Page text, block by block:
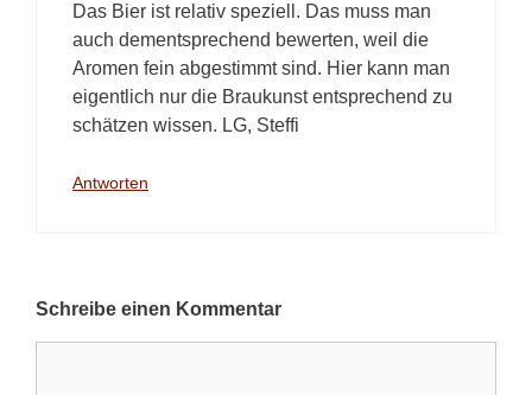
Das Bier ist relativ speziell. Das muss man
auch dementsprechend bewerten, weil die
Aromen fein abgestimmt sind. Hier kann man
eigentlich nur die Braukunst entsprechend zu
schätzen wissen. LG, Steffi
Antworten
Schreibe einen Kommentar